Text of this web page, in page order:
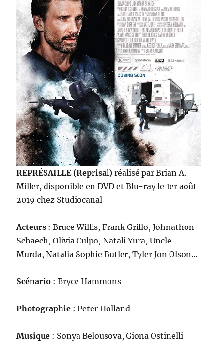
REPRÉSAILLE (Reprisal)réalisé par Brian A.
Miller, disponible en DVD et Blu-ray le 1er août
2019 chez Studiocanal
Acteurs : Bruce Willis, Frank Grillo, Johnathon
Schaech, Olivia Culpo, Natali Yura, Uncle
Murda, Natalia Sophie Butler, Tyler Jon Olson…
Scénario : Bryce Hammons
Photographie : Peter Holland
Musique : Sonya Belousova, Giona Ostinelli